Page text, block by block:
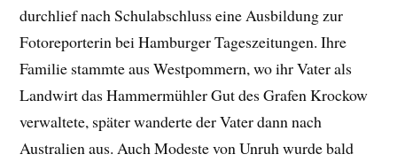
durchlief nach Schulabschluss eine Ausbildung zur
Fotoreporterin bei Hamburger Tageszeitungen. Ihre
Familie stammte aus Westpommern, wo ihr Vater als
Landwirt das Hammermühler Gut des Grafen Krockow
verwaltete, später wanderte der Vater dann nach
Australien aus. Auch Modeste von Unruh wurde bald